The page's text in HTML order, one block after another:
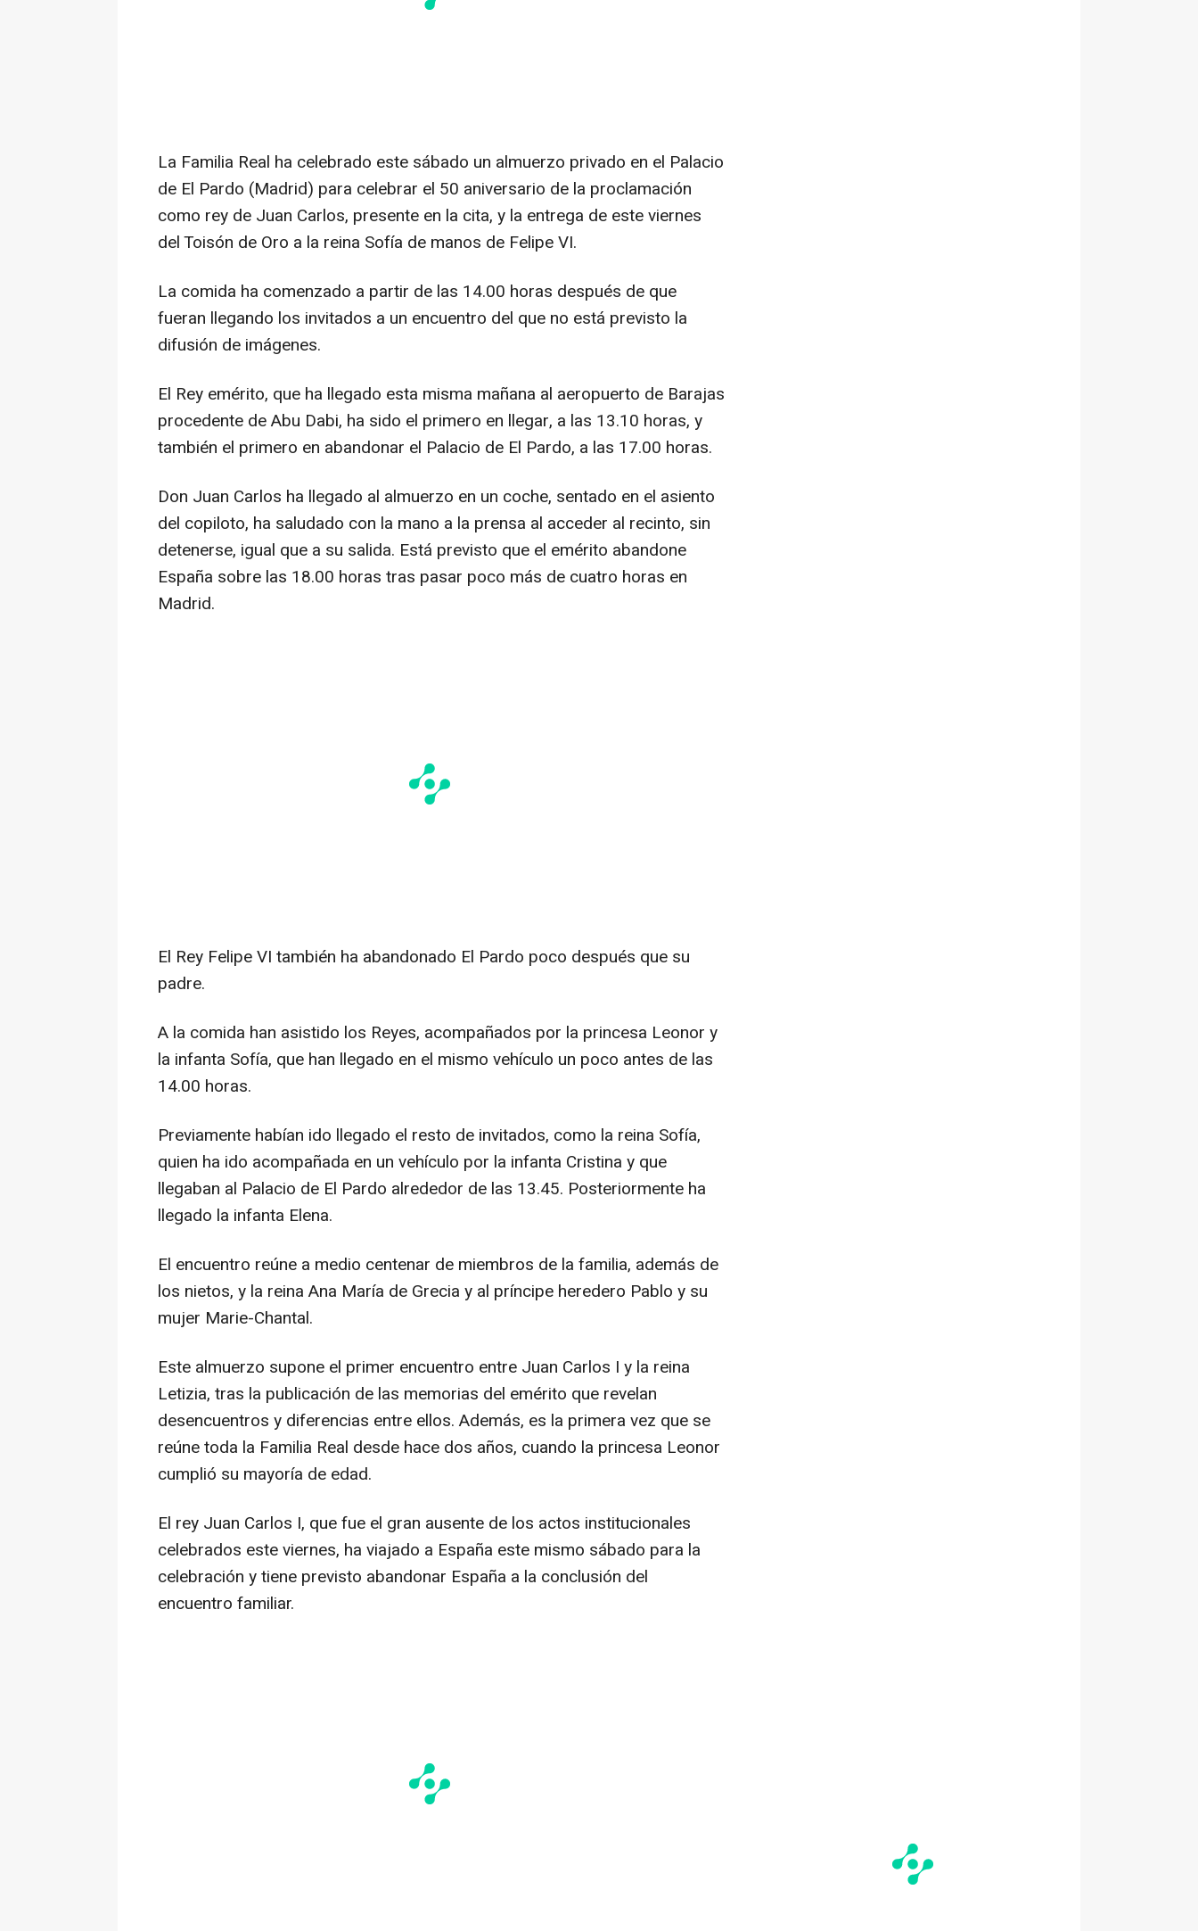
La Familia Real ha celebrado este sábado un almuerzo privado en el Palacio
de El Pardo (Madrid) para celebrar el 50 aniversario de la proclamación
como rey de Juan Carlos, presente en la cita, y la entrega de este viernes
del Toisón de Oro a la reina Sofía de manos de Felipe VI.
La comida ha comenzado a partir de las 14.00 horas después de que
fueran llegando los invitados a un encuentro del que no está previsto la
difusión de imágenes.
El Rey emérito, que ha llegado esta misma mañana al aeropuerto de Barajas
procedente de Abu Dabi, ha sido el primero en llegar, a las 13.10 horas, y
también el primero en abandonar el Palacio de El Pardo, a las 17.00 horas.
Don Juan Carlos ha llegado al almuerzo en un coche, sentado en el asiento
del copiloto, ha saludado con la mano a la prensa al acceder al recinto, sin
detenerse, igual que a su salida. Está previsto que el emérito abandone
España sobre las 18.00 horas tras pasar poco más de cuatro horas en
Madrid.
El Rey Felipe VI también ha abandonado El Pardo poco después que su
padre.
A la comida han asistido los Reyes, acompañados por la princesa Leonor y
la infanta Sofía, que han llegado en el mismo vehículo un poco antes de las
14.00 horas.
Previamente habían ido llegado el resto de invitados, como la reina Sofía,
quien ha ido acompañada en un vehículo por la infanta Cristina y que
llegaban al Palacio de El Pardo alrededor de las 13.45. Posteriormente ha
llegado la infanta Elena.
El encuentro reúne a medio centenar de miembros de la familia, además de
los nietos, y la reina Ana María de Grecia y al príncipe heredero Pablo y su
mujer Marie-Chantal.
Este almuerzo supone el primer encuentro entre Juan Carlos I y la reina
Letizia, tras la publicación de las memorias del emérito que revelan
desencuentros y diferencias entre ellos. Además, es la primera vez que se
reúne toda la Familia Real desde hace dos años, cuando la princesa Leonor
cumplió su mayoría de edad.
El rey Juan Carlos I, que fue el gran ausente de los actos institucionales
celebrados este viernes, ha viajado a España este mismo sábado para la
celebración y tiene previsto abandonar España a la conclusión del
encuentro familiar.